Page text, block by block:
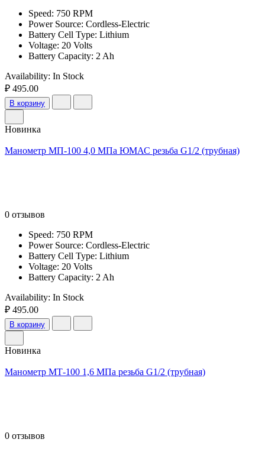
Speed: 750 RPM
Power Source: Cordless-Electric
Battery Cell Type: Lithium
Voltage: 20 Volts
Battery Capacity: 2 Ah
Availability: In Stock
₽ 495.00
В корзину
Новинка
Манометр МП-100 4,0 МПа ЮМАС резьба G1/2 (трубная)
0 отзывов
Speed: 750 RPM
Power Source: Cordless-Electric
Battery Cell Type: Lithium
Voltage: 20 Volts
Battery Capacity: 2 Ah
Availability: In Stock
₽ 495.00
В корзину
Новинка
Манометр МТ-100 1,6 МПа резьба G1/2 (трубная)
0 отзывов